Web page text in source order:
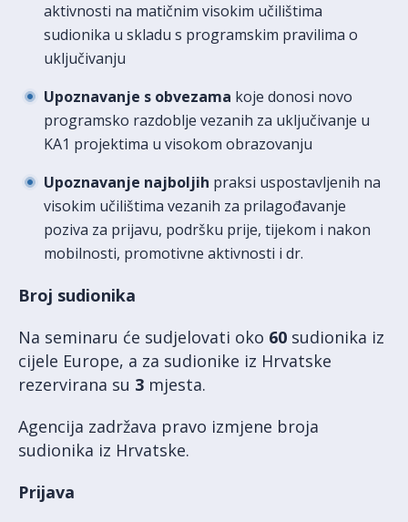
aktivnosti na matičnim visokim učilištima
sudionika u skladu s programskim pravilima o
uključivanju
Upoznavanje s obvezama koje donosi novo
programsko razdoblje vezanih za uključivanje u
KA1 projektima u visokom obrazovanju
Upoznavanje najboljih praksi uspostavljenih na
visokim učilištima vezanih za prilagođavanje
poziva za prijavu, podršku prije, tijekom i nakon
mobilnosti, promotivne aktivnosti i dr.
Broj sudionika
Na seminaru će sudjelovati oko 60 sudionika iz
cijele Europe, a za sudionike iz Hrvatske
rezervirana su 3 mjesta.
Agencija zadržava pravo izmjene broja
sudionika iz Hrvatske.
Prijava